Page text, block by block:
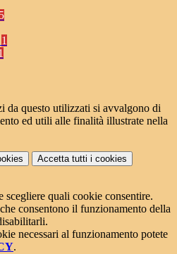
5
1
da questo utilizzati si avvalgono di
ed utili alle finalità illustrate nella
Accetta tutti i cookies
scegliere quali cookie consentire.
consentono il funzionamento della
necessari al funzionamento potete
.